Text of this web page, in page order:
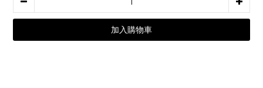
加入購物車